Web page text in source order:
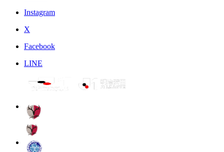
Instagram
X
Facebook
LINE